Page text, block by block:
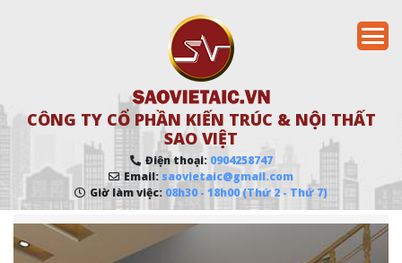
CÔNG TY CỔ PHẦN KIẾN TRÚC & NỘI THẤT
SAO VIỆT
Điện thoại: 0904258747
Email: saovietaic@gmail.com
Giờ làm việc: 08h30 - 18h00 (Thứ 2 - Thứ 7)